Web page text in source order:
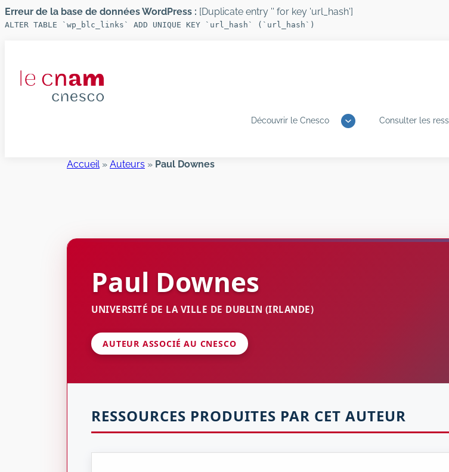
Erreur de la base de données WordPress : [Duplicate entry '' for key 'url_hash']
ALTER TABLE `wp_blc_links` ADD UNIQUE KEY `url_hash` (`url_hash`)
contenu
Découvrir le Cnesco Consulter les
Accueil» Auteurs » Paul Downes
Paul Downes
UNIVERSITÉ DE LA VILLE DE DUBLIN (IRLANDE)
AUTEUR ASSOCIÉ AU CNESCO
RESSOURCES PRODUITES PAR CET AUTEUR